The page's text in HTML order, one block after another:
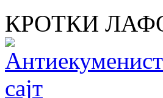
КРОТКИ